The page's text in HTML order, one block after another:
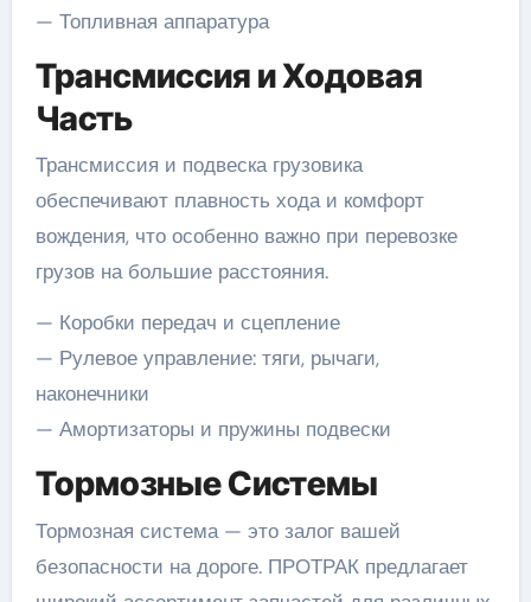
— Топливная аппаратура
Трансмиссия и Ходовая
Часть
Трансмиссия и подвеска грузовика
обеспечивают плавность хода и комфорт
вождения, что особенно важно при перевозке
грузов на большие расстояния.
— Коробки передач и сцепление
— Рулевое управление: тяги, рычаги,
наконечники
— Амортизаторы и пружины подвески
Тормозные Системы
Тормозная система — это залог вашей
безопасности на дороге. ПРОТРАК предлагает